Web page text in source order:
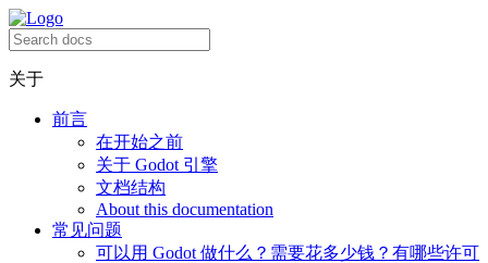
关于
前言
在开始之前
关于 Godot 引擎
文档结构
About this documentation
常见问题
可以用 Godot 做什么？需要花多少钱？有哪些许可